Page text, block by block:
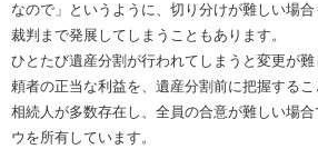
なので」というように、切り分けが難しい場合
裁判まで発展してしまうこともあります。
ひとたび遺産分割が行われてしまうと変更が
頼者の正当な利益を、遺産分割前に把握するこ
相続人が多数存在し、全員の合意が難しい場
ウを所有しています。